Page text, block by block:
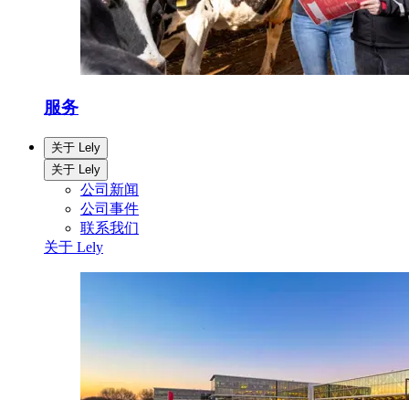
服务
关于 Lely
关于 Lely
公司新闻
公司事件
联系我们
关于 Lely